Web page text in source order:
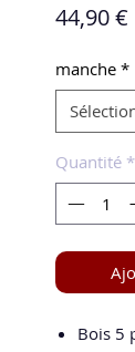
44,90 €
manche *
Quantité *
Bois 5